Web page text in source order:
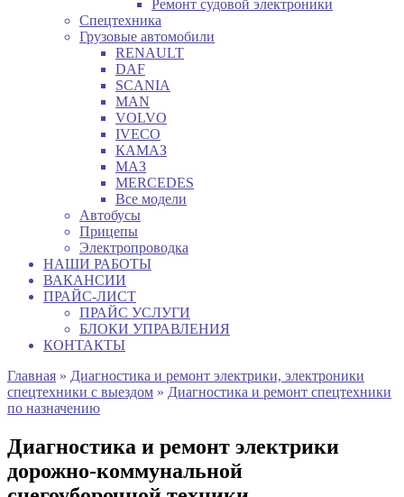
Ремонт судовой электроники
Спецтехника
Грузовые автомобили
RENAULT
DAF
SCANIA
MAN
VOLVO
IVECO
КАМАЗ
МАЗ
MERCEDES
Все модели
Автобусы
Прицепы
Электропроводка
НАШИ РАБОТЫ
ВАКАНСИИ
ПРАЙС-ЛИСТ
ПРАЙС УСЛУГИ
БЛОКИ УПРАВЛЕНИЯ
КОНТАКТЫ
Главная » Диагностика и ремонт электрики, электроники
спецтехники с выездом » Диагностика и ремонт спецтехники
по назначению
Диагностика и ремонт электрики
дорожно-коммунальной